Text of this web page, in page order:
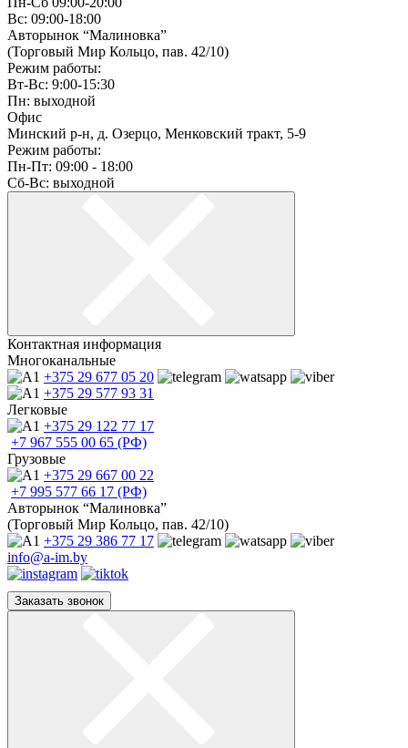
Вс: 09:00-18:00
Авторынок “Малиновка”
(Торговый Мир Кольцо, пав. 42/10)
Режим работы:
Вт-Вс: 9:00-15:30
Пн: выходной
Офис
Минский р-н, д. Озерцо, Менковский тракт, 5-9
Режим работы:
Пн-Пт: 09:00 - 18:00
Сб-Вс: выходной
Контактная информация
Многоканальные
+375 29 677 05 20
+375 29 577 93 31
Легковые
+375 29 122 77 17
+7 967 555 00 65 (РФ)
Грузовые
+375 29 667 00 22
+7 995 577 66 17 (РФ)
Авторынок “Малиновка”
(Торговый Мир Кольцо, пав. 42/10)
+375 29 386 77 17
info@a-im.by
Заказать звонок